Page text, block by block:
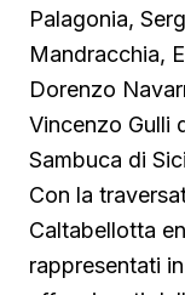
Palagonia,
Mandracchia,
Dorenzo
Vincenzo Gulli
Sambuca di
Con la
Caltabellotta
rappresentati